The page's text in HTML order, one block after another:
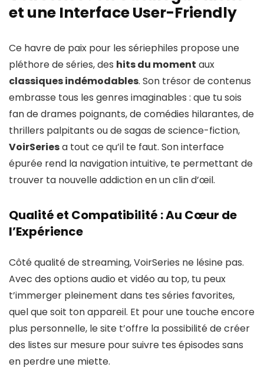
et une Interface User-Friendly
Ce havre de paix pour les sériephiles propose une
pléthore de séries, des hits du moment aux
classiques indémodables. Son trésor de contenus
embrasse tous les genres imaginables : que tu sois
fan de drames poignants, de comédies hilarantes, de
thrillers palpitants ou de sagas de science-fiction,
VoirSeriesa tout ce qu’il te faut. Son interface
épurée rend la navigation intuitive, te permettant de
trouver ta nouvelle addiction en un clin d’œil.
Qualité et Compatibilité : Au Cœur de
l’Expérience
Côté qualité de streaming, VoirSeries ne lésine pas.
Avec des options audio et vidéo au top, tu peux
t’immerger pleinement dans tes séries favorites,
quel que soit ton appareil. Et pour une touche encore
plus personnelle, le site t’offre la possibilité de créer
des listes sur mesure pour suivre tes épisodes sans
en perdre une miette.